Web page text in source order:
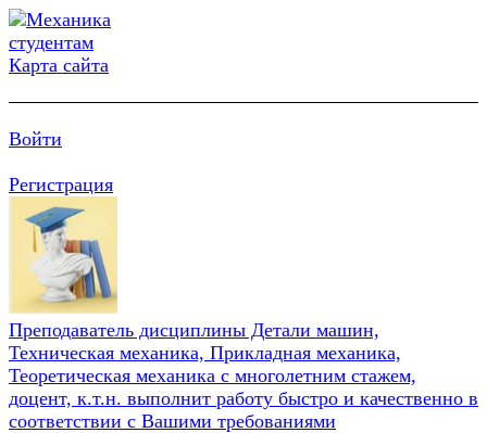
Карта сайта
Войти
Регистрация
Преподаватель дисциплины Детали машин,
Техническая механика, Прикладная механика,
Теоретическая механика с многолетним стажем,
доцент, к.т.н. выполнит работу быстро и качественно в
соответствии с Вашими требованиями